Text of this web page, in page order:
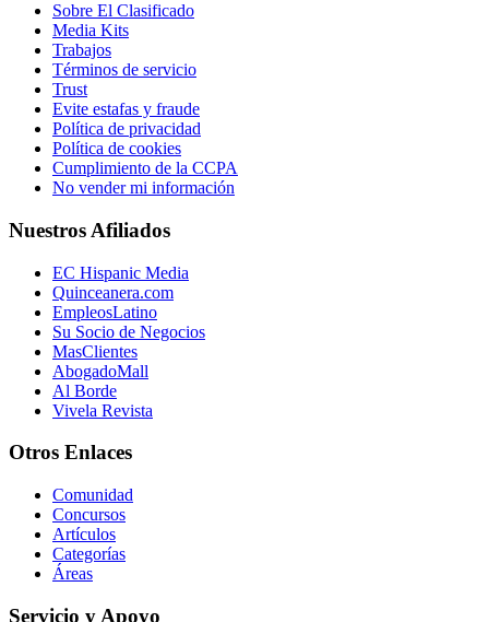
Sobre El Clasificado
Media Kits
Trabajos
Términos de servicio
Trust
Evite estafas y fraude
Política de privacidad
Política de cookies
Cumplimiento de la CCPA
No vender mi información
Nuestros Afiliados
EC Hispanic Media
Quinceanera.com
EmpleosLatino
Su Socio de Negocios
MasClientes
AbogadoMall
Al Borde
Vivela Revista
Otros Enlaces
Comunidad
Concursos
Artículos
Categorías
Áreas
Servicio y Apoyo